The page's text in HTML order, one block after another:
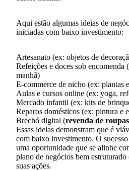
Aqui estão algumas ideias de
iniciadas com baixo investimento:
Artesanato (ex: objetos de
Refeições e doces sob encomenda
manhã)
E-commerce de nicho (ex: plantas
Aulas e cursos online (ex: yoga,
Mercado infantil (ex: kits de
Reparos domésticos (ex: pintura e
Brechó digital (revenda de
Essas ideias demonstram que é
com baixo investimento. O
uma oportunidade que se alinhe
plano de negócios bem
suas ações.